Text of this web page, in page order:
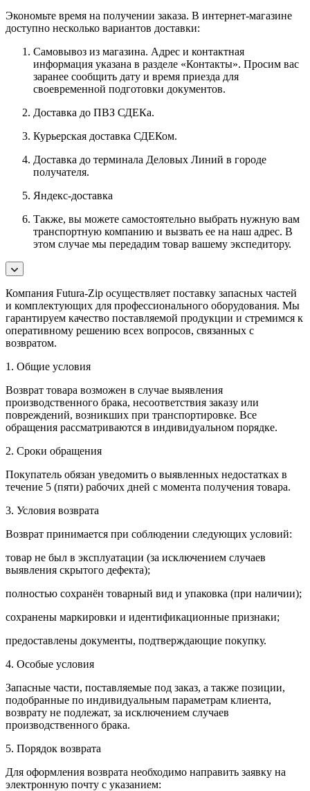
Экономьте время на получении заказа. В интернет-магазине
доступно несколько вариантов доставки:
Самовывоз из магазина. Адрес и контактная
информация указана в разделе «Контакты». Просим вас
заранее сообщить дату и время приезда для
своевременной подготовки документов.
Доставка до ПВЗ СДЕКа.
Курьерская доставка СДЕКом.
Доставка до терминала Деловых Линий в городе
получателя.
Яндекс-доставка
Также, вы можете самостоятельно выбрать нужную вам
транспортную компанию и вызвать ее на наш адрес. В
этом случае мы передадим товар вашему экспедитору.
Компания Futura-Zip осуществляет поставку запасных частей
и комплектующих для профессионального оборудования. Мы
гарантируем качество поставляемой продукции и стремимся к
оперативному решению всех вопросов, связанных с
возвратом.
1. Общие условия
Возврат товара возможен в случае выявления
производственного брака, несоответствия заказу или
повреждений, возникших при транспортировке. Все
обращения рассматриваются в индивидуальном порядке.
2. Сроки обращения
Покупатель обязан уведомить о выявленных недостатках в
течение 5 (пяти) рабочих дней с момента получения товара.
3. Условия возврата
Возврат принимается при соблюдении следующих условий:
товар не был в эксплуатации (за исключением случаев
выявления скрытого дефекта);
полностью сохранён товарный вид и упаковка (при наличии);
сохранены маркировки и идентификационные признаки;
предоставлены документы, подтверждающие покупку.
4. Особые условия
Запасные части, поставляемые под заказ, а также позиции,
подобранные по индивидуальным параметрам клиента,
возврату не подлежат, за исключением случаев
производственного брака.
5. Порядок возврата
Для оформления возврата необходимо направить заявку на
электронную почту с указанием: